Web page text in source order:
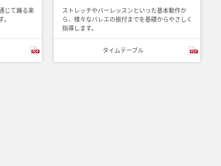
じて踊る楽
ストレッチやバーレッスンといった基本動作か
ら、様々なバレエの振付までを基礎からやさしく
指導します。
タイムテーブル